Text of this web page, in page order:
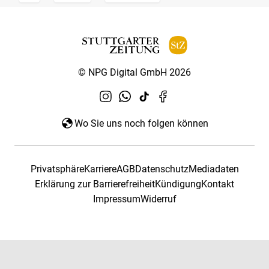
© NPG Digital GmbH 2026
Wo Sie uns noch folgen können
PrivatsphäreKarriereAGBDatenschutzMediadaten
Erklärung zur BarrierefreiheitKündigungKontakt
ImpressumWiderruf